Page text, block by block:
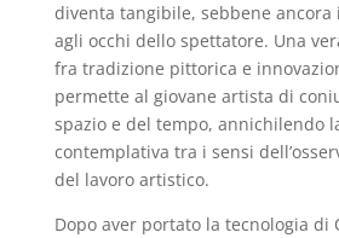
diventa tangibile, sebbene
agli occhi dello spettatore. Una
fra tradizione pittorica e
permette al giovane artista di
spazio e del tempo, annichilendo
contemplativa tra i sensi
del lavoro artistico.
Dopo aver portato la tecnologia di